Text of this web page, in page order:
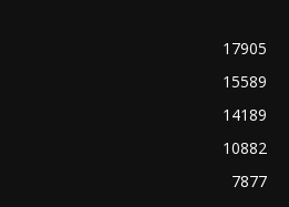
17905
15589
14189
10882
7877